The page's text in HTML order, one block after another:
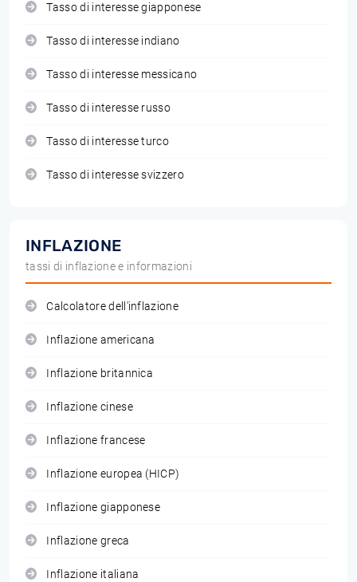
Tasso di interesse giapponese
Tasso di interesse indiano
Tasso di interesse messicano
Tasso di interesse russo
Tasso di interesse turco
Tasso di interesse svizzero
INFLAZIONE
tassi di inflazione e informazioni
Calcolatore dell'inflazione
Inflazione americana
Inflazione britannica
Inflazione cinese
Inflazione francese
Inflazione europea (HICP)
Inflazione giapponese
Inflazione greca
Inflazione italiana